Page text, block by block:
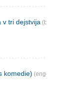
v tri dejstvija (bulgarsk)
komedie) (engelsk)